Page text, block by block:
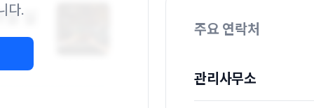
다.
주요 연락처
관리사무소